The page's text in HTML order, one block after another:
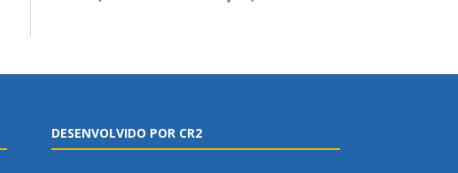
DESENVOLVIDO POR CR2